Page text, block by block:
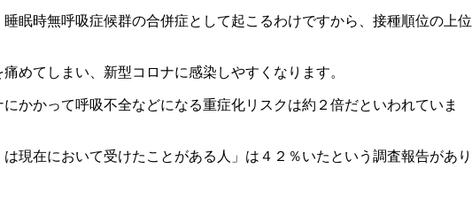
眠時無呼吸症候群の合併症として起こるわけですから、接種順位の上位
めてしまい、新型コロナに感染しやすくなります。
かかって呼吸不全などになる重症化リスクは約２倍だといわれていま
現在において受けたことがある人」は４２％いたという調査報告があり